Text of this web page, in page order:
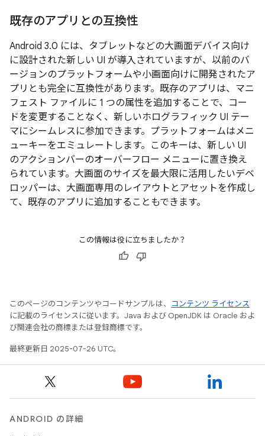
既存のアプリとの互換性
Android 3.0 には、タブレットなどの大画面デバイス向け
に設計された新しい UI が導入されていますが、以前のバ
ージョンのプラットフォームや小画面向けに開発されたア
プリとも完全に互換性があります。既存のアプリは、マニ
フェスト ファイルに 1 つの属性を追加することで、コー
ドを変更することなく、新しいホログラフィック UI テー
マにシームレスに参加できます。プラットフォームはメニ
ューキーをエミュレートします。このキーは、新しい UI
のアクションバーのオーバーフロー メニューに置き換え
られています。大画面のサイズを最大限に活用したいデベ
ロッパーは、大画面専用のレイアウトとアセットを作成し
て、既存のアプリに追加することもできます。
この情報は役に立ちましたか？
このページのコンテンツやコードサンプルは、
コンテンツ ライセンス
に記載のライセンスに従います。Java および OpenJDK は Oracle およ
び関連会社の商標または登録商標です。
最終更新日 2025-07-26 UTC。
ANDROID の詳細